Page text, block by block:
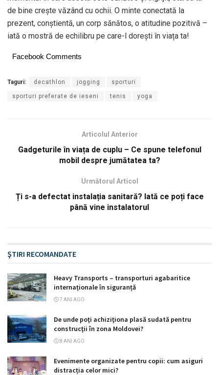
de bine crește văzând cu ochii. O minte conectată la
prezent, conștientă, un corp sănătos, o atitudine pozitivă –
iată o mostră de echilibru pe care-l dorești în viața ta!
Facebook Comments
Taguri: decathlon jogging sporturi
sporturi preferate de ieseni tenis yoga
Articolul Anterior
Gadgeturile în viața de cuplu – Ce spune telefonul
mobil despre jumătatea ta?
Următorul Articol
Ți s-a defectat instalația sanitară? Iată ce poți face
până vine instalatorul
ŞTIRI RECOMANDATE
Heavy Transports – transporturi agabaritice
internaționale în siguranță
7 ANI AGO
De unde poţi achiziţiona plasă sudată pentru
construcţii în zona Moldovei?
8 ANI AGO
Evenimente organizate pentru copii: cum asiguri
distracția celor mici?